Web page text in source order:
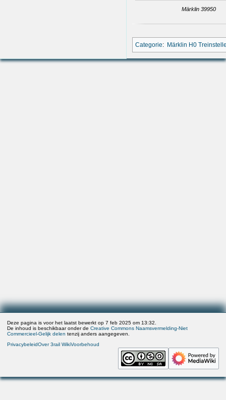
Märklin 39950
Categorie: Märklin H0
Deze pagina is voor het laatst bewerkt op 7 feb 2025 om 13:32.
De inhoud is beschikbaar onder deCreative Commons Naamsvermelding-Niet
Commercieel-Gelijk delen tenzij anders aangegeven.
PrivacybeleidOver 3rail WikiVoorbehoud